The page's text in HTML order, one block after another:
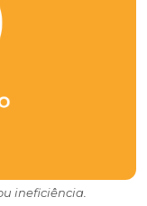
ineficiência.